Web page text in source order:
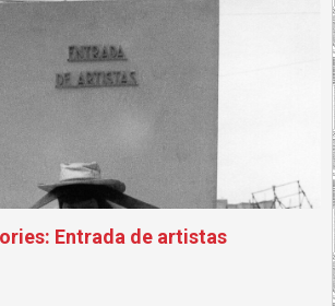
Entrada de artistas